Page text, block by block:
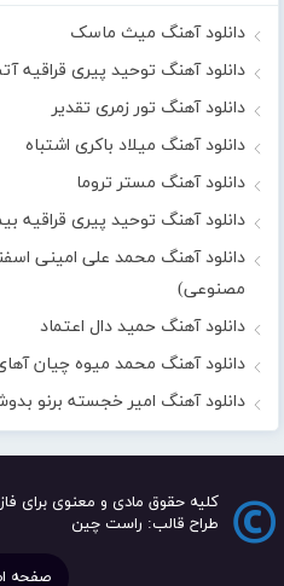
دانلود آهنگ میث ماسک
دانلود آهنگ توحید پیری
دانلود آهنگ تور زمری تقدیر
دانلود آهنگ میلاد باکری اشتباه
دانلود آهنگ مستر تروما
دانلود آهنگ توحید پیری
دانلود آهنگ محمد علی امینی
مصنوعی)
دانلود آهنگ حمید دال اعتماد
دانلود آهنگ محمد میوه چیان
دانلود آهنگ امیر خجسته برنو
کلیه حقوق مادی و معنوی برای
طراح قالب: راست چین
صفحه